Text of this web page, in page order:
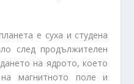
е суха и студена
след продължителен
на ядрото, което
магнитното поле и